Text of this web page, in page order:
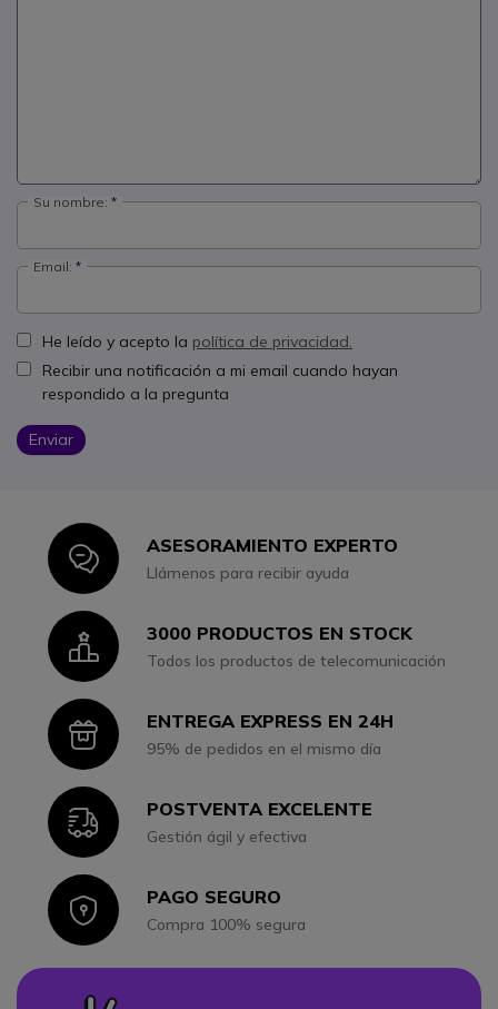
Su nombre:
Email:
He leído y acepto la política de privacidad.
Recibir una notificación a mi email cuando hayan
respondido a la pregunta
Enviar
IconASESORAMIENTO EXPERTO
Llámenos para recibir ayuda
Icon3000 PRODUCTOS EN STOCK
Todos los productos de telecomunicación
IconENTREGA EXPRESS EN 24H
95% de pedidos en el mismo día
IconPOSTVENTA EXCELENTE
Gestión ágil y efectiva
IconPAGO SEGURO
Compra 100% segura